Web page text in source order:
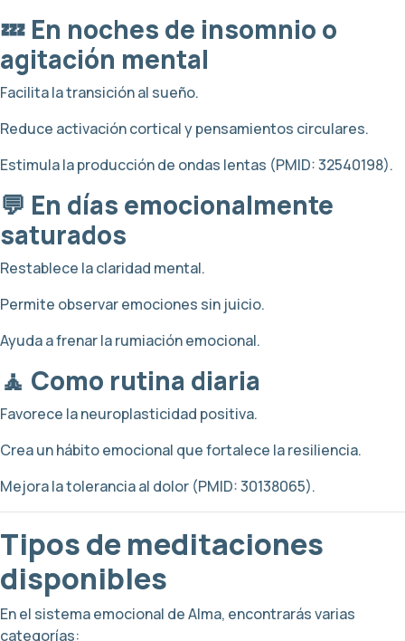
💤 En noches de insomnio o
agitación mental
Facilita la transición al sueño.
Reduce activación cortical y pensamientos circulares.
Estimula la producción de ondas lentas (PMID: 32540198).
💬 En días emocionalmente
saturados
Restablece la claridad mental.
Permite observar emociones sin juicio.
Ayuda a frenar la rumiación emocional.
🧘 Como rutina diaria
Favorece la neuroplasticidad positiva.
Crea un hábito emocional que fortalece la resiliencia.
Mejora la tolerancia al dolor (PMID: 30138065).
Tipos de meditaciones
disponibles
En el sistema emocional de Alma, encontrarás varias
categorías: